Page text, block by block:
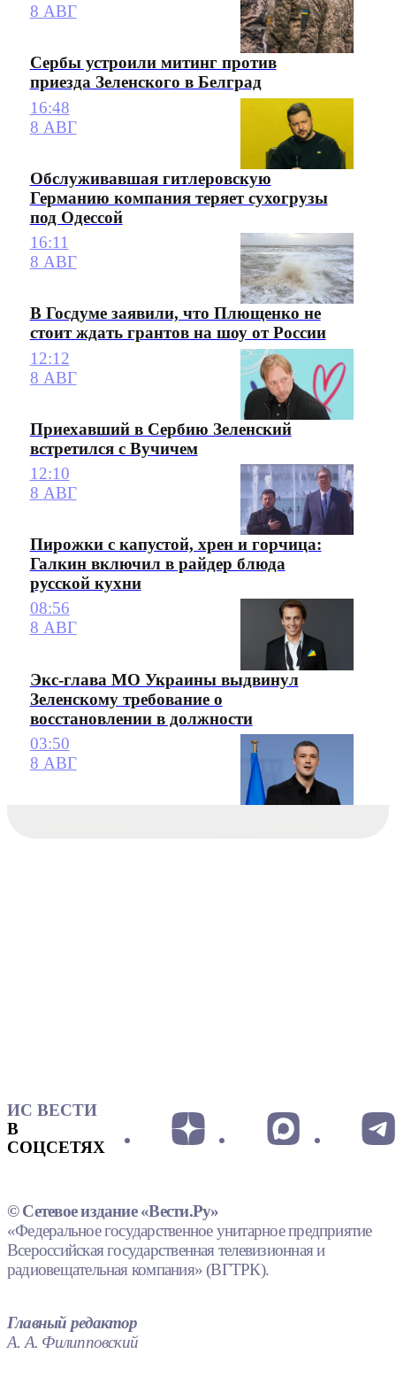
8 АВГ
Сербы устроили митинг против
приезда Зеленского в Белград
16:48
8 АВГ
Обслуживавшая гитлеровскую
Германию компания теряет сухогрузы
под Одессой
16:11
8 АВГ
В Госдуме заявили, что Плющенко не
стоит ждать грантов на шоу от России
12:12
8 АВГ
Приехавший в Сербию Зеленский
встретился с Вучичем
12:10
8 АВГ
Пирожки с капустой, хрен и горчица:
Галкин включил в райдер блюда
русской кухни
08:56
8 АВГ
Экс-глава МО Украины выдвинул
Зеленскому требование о
восстановлении в должности
03:50
8 АВГ
ИС ВЕСТИ
В
СОЦСЕТЯХ
© Сетевое издание «Вести.Ру»
«Федеральное государственное унитарное предприятие
Всероссийская государственная телевизионная и
радиовещательная компания» (ВГТРК).
Главный редактор
А. А. Филипповский